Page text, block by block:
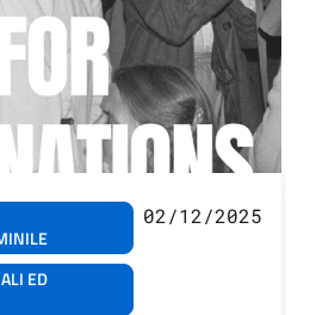
ED
02/12/2025